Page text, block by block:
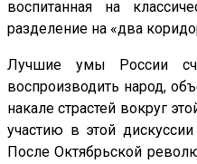
воспитанная на
разделение на «два
Лучшие умы России
воспроизводить народ,
накале страстей вокруг
участию в этой
После Октябрьской